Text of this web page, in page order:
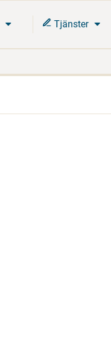
Tjänster